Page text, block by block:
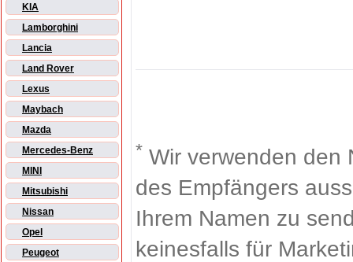
KIA
Lamborghini
Lancia
Land Rover
Lexus
Maybach
Mazda
Mercedes-Benz
MINI
Mitsubishi
Nissan
Opel
Peugeot
* Wir verwenden den
des Empfängers
Ihrem Namen zu
keinesfalls für